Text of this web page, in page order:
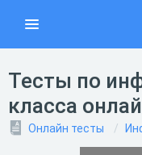
Тесты по
класса
Онлайн тесты